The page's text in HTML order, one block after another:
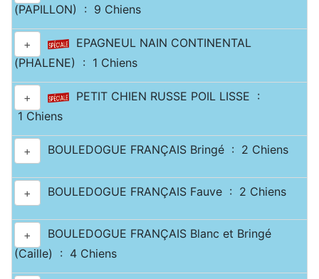
(PAPILLON) : 9 Chiens
+
EPAGNEUL NAIN CONTINENTAL
(PHALENE) : 1 Chiens
+
PETIT CHIEN RUSSE POIL LISSE :
1 Chiens
+ BOULEDOGUE FRANÇAIS Bringé : 2 Chiens
+ BOULEDOGUE FRANÇAIS Fauve : 2 Chiens
+
BOULEDOGUE FRANÇAIS Blanc et Bringé
(Caille) : 4 Chiens